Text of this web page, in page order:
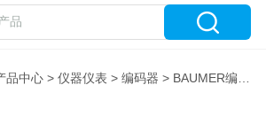
品中心 >仪器仪表 >编码器 > BAUMER编码器FLDK110C1003/S42